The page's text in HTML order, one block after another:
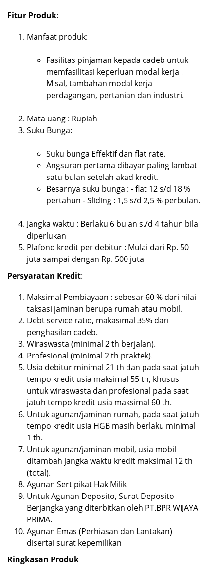
Fitur Produk:
Manfaat produk:
Fasilitas pinjaman kepada cadeb untuk
memfasilitasi keperluan modal kerja .
Misal, tambahan modal kerja
perdagangan, pertanian dan industri.
Mata uang : Rupiah
Suku Bunga:
Suku bunga Effektif dan flat rate.
Angsuran pertama dibayar paling lambat
satu bulan setelah akad kredit.
Besarnya suku bunga : - flat 12 s/d 18 %
pertahun - Sliding : 1,5 s/d 2,5 % perbulan.
Jangka waktu : Berlaku 6 bulan s./d 4 tahun bila
diperlukan
Plafond kredit per debitur : Mulai dari Rp. 50
juta sampai dengan Rp. 500 juta
Persyaratan Kredit:
Maksimal Pembiayaan : sebesar 60 % dari nilai
taksasi jaminan berupa rumah atau mobil.
Debt service ratio, makasimal 35% dari
penghasilan cadeb.
Wiraswasta (minimal 2 th berjalan).
Profesional (minimal 2 th praktek).
Usia debitur minimal 21 th dan pada saat jatuh
tempo kredit usia maksimal 55 th, khusus
untuk wiraswasta dan profesional pada saat
jatuh tempo kredit usia maksimal 60 th.
Untuk agunan/jaminan rumah, pada saat jatuh
tempo kredit usia HGB masih berlaku minimal
1 th.
Untuk agunan/jaminan mobil, usia mobil
ditambah jangka waktu kredit maksimal 12 th
(total).
Agunan Sertipikat Hak Milik
Untuk Agunan Deposito, Surat Deposito
Berjangka yang diterbitkan oleh PT.BPR WIJAYA
PRIMA.
Agunan Emas (Perhiasan dan Lantakan)
disertai surat kepemilikan
Ringkasan Produk